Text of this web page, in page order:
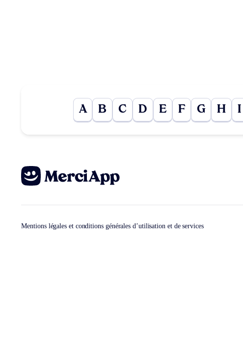
A B C D E F G H I
Mentions légales et conditions générales d’utilisation et de services